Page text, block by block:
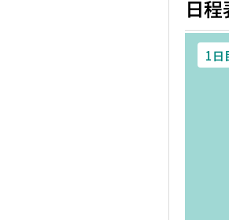
日程
1日